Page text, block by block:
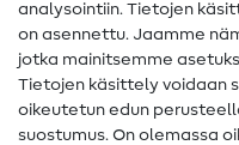
Yhteystiedot
Tietoa
FAQ
analysointiin. Tietojen
on asennettu. Jaamme
jotka mainitsemme
Tietojen käsittely voidaan
oikeutetun edun
suostumus. On olemassa